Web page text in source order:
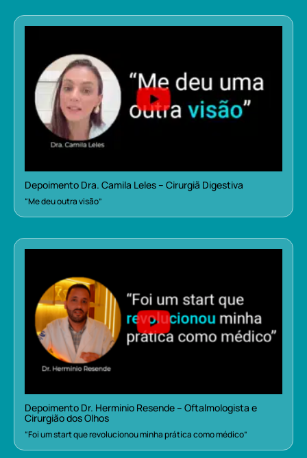
Depoimento Dra. Camila Leles – Cirurgiã Digestiva
“Me deu outra visão”
Depoimento Dr. Herminio Resende – Oftalmologista e
Cirurgião dos Olhos
“Foi um start que revolucionou minha prática como médico”